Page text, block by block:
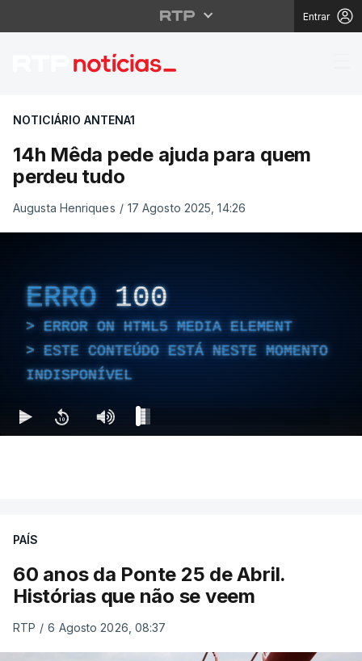
Entrar
14h Mêda pede
NOTICIÁRIO ANTENA1
14h Mêda pede ajuda para quem
perdeu tudo
Augusta Henriques / 17 Agosto 2025, 14:26
ERRO 100
ERROR ON HTML5 MEDIA ELEMENT
ESTE CONTEÚDO ESTÁ NESTE MOMENTO
INDISPONÍVEL
PAÍS
60 anos da Ponte 25 de Abril.
Histórias que não se veem
RTP / 6 Agosto 2026, 08:37